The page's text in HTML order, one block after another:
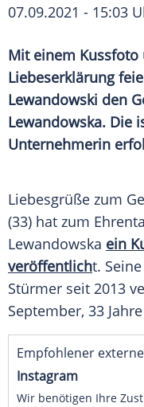
07.09.2021 - 15:03
Mit einem Kussfoto
Liebeserklärung
Lewandowski den
Lewandowska. Die
Unternehmerin
Liebesgrüße zum
(33) hat zum
Lewandowska ein
veröffentlicht.
Stürmer seit 2013
September, 33
Empfohlener
Instagram
Wir benötigen Ihre